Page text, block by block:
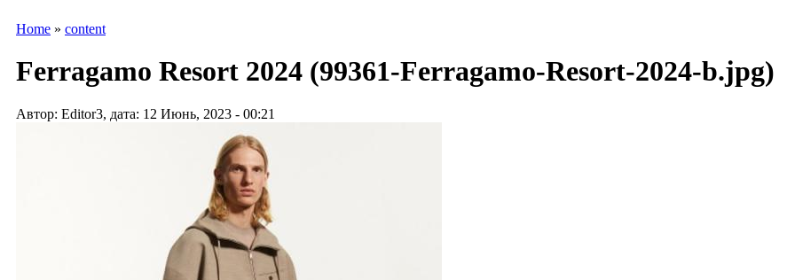
Home » content
Ferragamo Resort 2024 (99361-Ferragamo-Resort-2024-b.jpg)
Автор: Editor3, дата: 12 Июнь, 2023 - 00:21